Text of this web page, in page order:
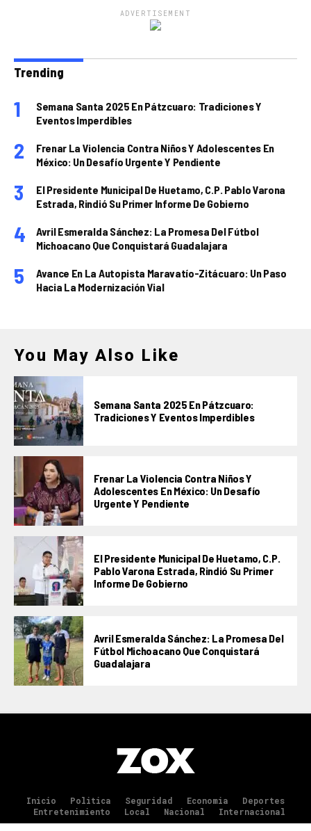
ADVERTISEMENT
Trending
Semana Santa 2025 En Pátzcuaro: Tradiciones Y
Eventos Imperdibles
Frenar La Violencia Contra Niños Y Adolescentes En
México: Un Desafío Urgente Y Pendiente
El Presidente Municipal De Huetamo, C.P. Pablo Varona
Estrada, Rindió Su Primer Informe De Gobierno
Avril Esmeralda Sánchez: La Promesa Del Fútbol
Michoacano Que Conquistará Guadalajara
Avance En La Autopista Maravatío-Zitácuaro: Un Paso
Hacia La Modernización Vial
You May Also Like
Semana Santa 2025 En Pátzcuaro:
Tradiciones Y Eventos Imperdibles
Frenar La Violencia Contra Niños Y
Adolescentes En México: Un Desafío
Urgente Y Pendiente
El Presidente Municipal De Huetamo, C.P.
Pablo Varona Estrada, Rindió Su Primer
Informe De Gobierno
Avril Esmeralda Sánchez: La Promesa Del
Fútbol Michoacano Que Conquistará
Guadalajara
Inicio Politica Seguridad Economia
Deportes
Entretenimiento
Local Nacional Internacional